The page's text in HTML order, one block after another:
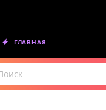
ГЛАВНАЯ